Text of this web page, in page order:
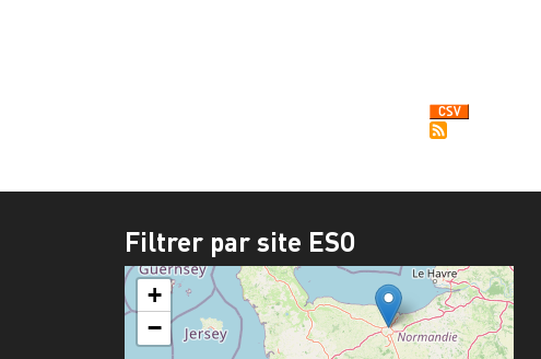
Filtrer par site ESO
+
−